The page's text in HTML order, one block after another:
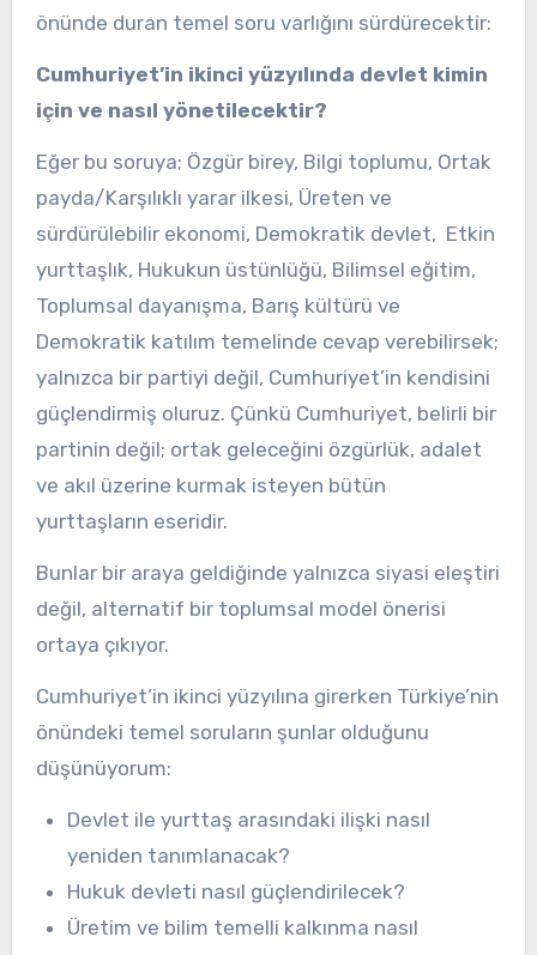
önünde duran temel soru varlığını sürdürecektir:
Cumhuriyet’in ikinci yüzyılında devlet kimin
için ve nasıl yönetilecektir?
Eğer bu soruya; Özgür birey, Bilgi toplumu, Ortak
payda/Karşılıklı yarar ilkesi, Üreten ve
sürdürülebilir ekonomi, Demokratik devlet, Etkin
yurttaşlık, Hukukun üstünlüğü, Bilimsel eğitim,
Toplumsal dayanışma, Barış kültürü ve
Demokratik katılım temelinde cevap verebilirsek;
yalnızca bir partiyi değil, Cumhuriyet’in kendisini
güçlendirmiş oluruz. Çünkü Cumhuriyet, belirli bir
partinin değil; ortak geleceğini özgürlük, adalet
ve akıl üzerine kurmak isteyen bütün
yurttaşların eseridir.
Bunlar bir araya geldiğinde yalnızca siyasi eleştiri
değil, alternatif bir toplumsal model önerisi
ortaya çıkıyor.
Cumhuriyet’in ikinci yüzyılına girerken Türkiye’nin
önündeki temel soruların şunlar olduğunu
düşünüyorum:
Devlet ile yurttaş arasındaki ilişki nasıl
yeniden tanımlanacak?
Hukuk devleti nasıl güçlendirilecek?
Üretim ve bilim temelli kalkınma nasıl